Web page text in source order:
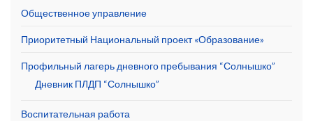
Общественное управление
Приоритетный Национальный проект «Образование»
Профильный лагерь дневного пребывания “Солнышко”
Дневник ПЛДП “Солнышко”
Воспитательная работа